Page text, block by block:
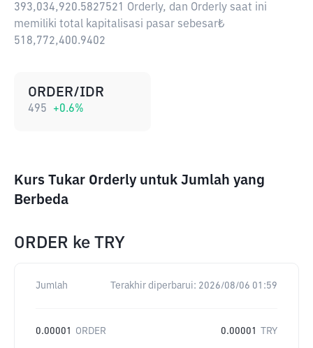
393,034,920.5827521 Orderly, dan Orderly saat ini
memiliki total kapitalisasi pasar sebesar₺
518,772,400.9402
ORDER/IDR
495 +0.6%
Kurs Tukar Orderly untuk Jumlah yang
Berbeda
ORDER ke TRY
Jumlah Terakhir diperbarui: 2026/08/06 01:59
0.00001 ORDER 0.00001 TRY